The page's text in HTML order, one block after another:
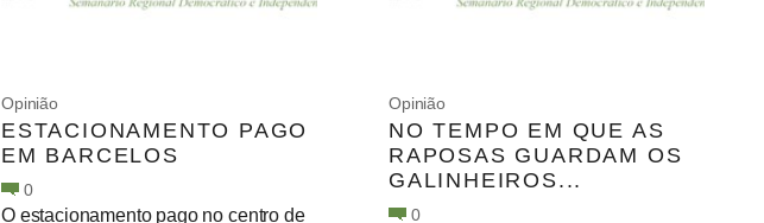
Opinião
ESTACIONAMENTO PAGO
EM BARCELOS
0
O estacionamento pago no centro de
Opinião
NO TEMPO EM QUE AS
RAPOSAS GUARDAM OS
GALINHEIROS...
0